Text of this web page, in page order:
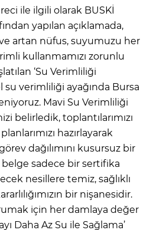
ile ilgili olarak BUSKİ
yapılan açıklamada,
artan nüfus, suyumuzu her
kullanmamızı zorunlu
‘Su Verimliliği
su verimliliği ayağında Bursa
Mavi Su Verimliliği
belirledik, toplantılarımızı
hazırlayarak
dağılımını kusursuz bir
sadece bir sertifika
nesillere temiz, sağlıklı
bir nişanesidir.
için her damlaya değer
Daha Az Su ile Sağlama’